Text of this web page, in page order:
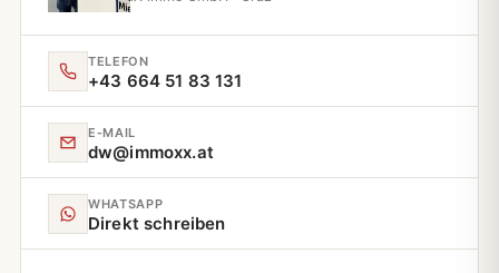
TELEFON
+43 664 51 83 131
E‑MAIL
dw@immoxx.at
WHATSAPP
Direkt schreiben